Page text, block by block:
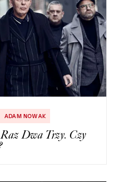
ADAM NOWAK
Raz Dwa Trzy. Czy